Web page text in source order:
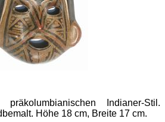
Indianer-Stil.
Höhe 18 cm, Breite 17 cm.